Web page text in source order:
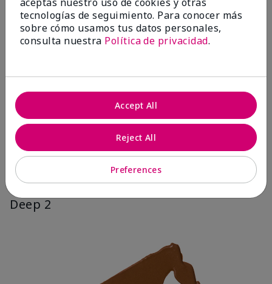
Deep 2
tecnologías de seguimiento. Para conocer más
sobre cómo usamos tus datos personales,
consulta nuestra Política de privacidad.
Preferences
Reject All
Accept All